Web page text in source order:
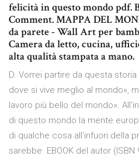
felicità in questo mondo pdf.
Comment. MAPPA DEL
da parete - Wall Art per
Camera da letto, cucina,
alta qualità stampata a mano.
D. Vorrei partire da questa
dove si vive meglio al mondo»,
lavoro più bello del mondo».
di questo mondo la mente
di qualche cosa all'infuori della
sarebbe EBOOK del autor (ISBN